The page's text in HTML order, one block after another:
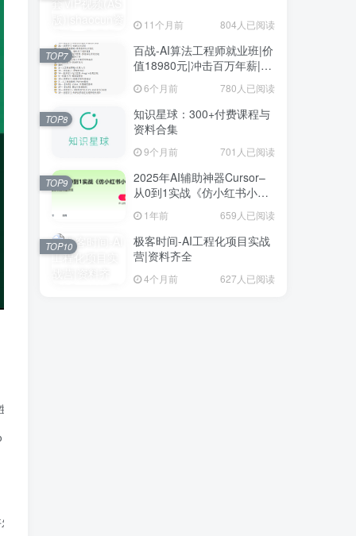
往比 Web 安全更加具有杀伤性。
或者基于操作系统和编译保护问题导致无法利用成功，甚至使用
骤与阶段，并详细介绍每个阶段。每个模块与实例通过FUZZ测
11个月前 804人已阅读
百战-AI算法工程师就业班|价
值18980元|冲击百万年薪|完
结无秘
6个月前 780人已阅读
TOP7
知识星球：300+付费课程与
资料合集
9个月前 701人已阅读
TOP8
2025年AI辅助神器Cursor–
从0到1实战《仿小红书小程
序》1年前 659人已阅读
TOP9
极客时间-AI工程化项目实战
营|资料齐全
4个月前 627人已阅读
TOP10